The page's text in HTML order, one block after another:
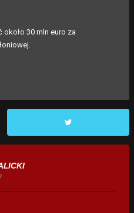
30 mln euro za